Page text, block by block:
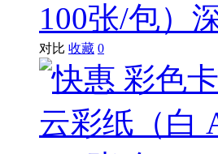
100张/包）
对比 收藏 0